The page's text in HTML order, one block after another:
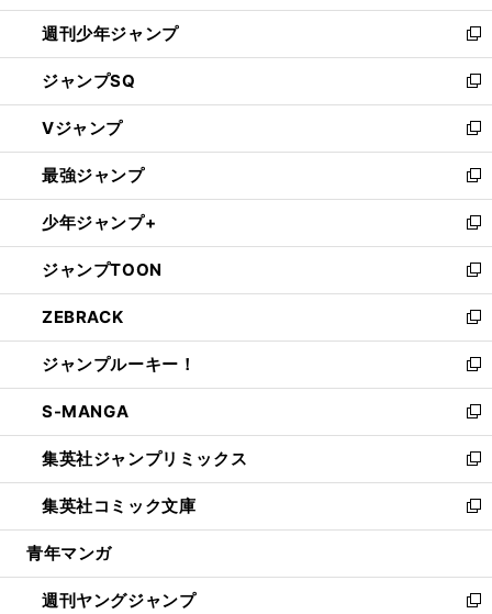
開
く
週刊少年ジャンプ
新
し
い
ウ
ィ
ン
ド
ウ
で
開
く
ジャンプSQ
新
し
い
ウ
ィ
ン
ド
ウ
で
開
く
Vジャンプ
新
し
い
ウ
ィ
ン
ド
ウ
で
開
く
最強ジャンプ
新
し
い
ウ
ィ
ン
ド
ウ
で
開
く
少年ジャンプ+
新
し
い
ウ
ィ
ン
ド
ウ
で
開
く
ジャンプTOON
新
し
い
ウ
ィ
ン
ド
ウ
で
開
く
ZEBRACK
新
し
い
ウ
ィ
ン
ド
ウ
で
開
ジャンプルーキー！
新
し
い
ウ
ィ
ン
ド
ウ
開
く
S-MANGA
新
し
い
ウ
ィ
ン
ウ
で
集英社ジャンプリミックス
新
し
い
ウ
ン
ド
集英社コミック文庫
新
し
ウ
ィ
青年マンガ
週刊ヤングジャンプ
新